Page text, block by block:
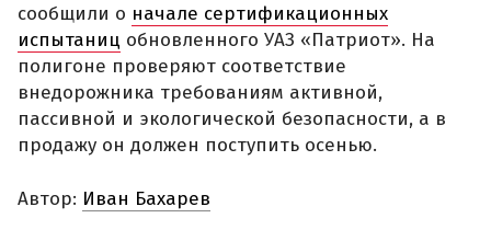
сообщили о начале сертификационных
испытаниц обновленного УАЗ «Патриот». На
полигоне проверяют соответствие
внедорожника требованиям активной,
пассивной и экологической безопасности, а в
продажу он должен поступить осенью.
Автор: Иван Бахарев